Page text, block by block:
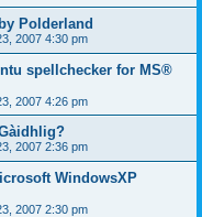
Polderland
2007 4:30 pm
spellchecker for MS®
2007 4:26 pm
2007 2:36 pm
WindowsXP
2007 2:30 pm